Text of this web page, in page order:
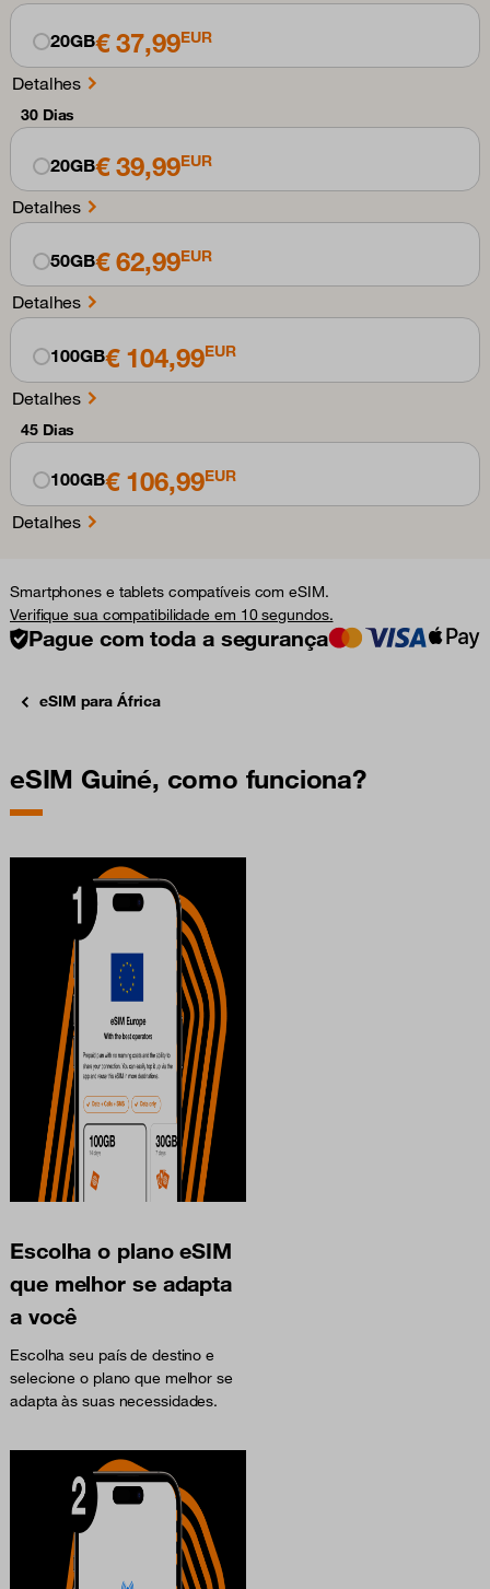
20GB€ 37,99EUR
Detalhes
30 Dias
20GB€ 39,99EUR
Detalhes
50GB€ 62,99EUR
Detalhes
100GB€ 104,99EUR
Detalhes
45 Dias
100GB€ 106,99EUR
Detalhes
Smartphones e tablets compatíveis com eSIM.
Verifique sua compatibilidade em 10 segundos.
Pague com toda a segurança
eSIM para África
eSIM Guiné, como funciona?
Escolha o plano eSIM
que melhor se adapta
a você
Escolha seu país de destino e
selecione o plano que melhor se
adapta às suas necessidades.